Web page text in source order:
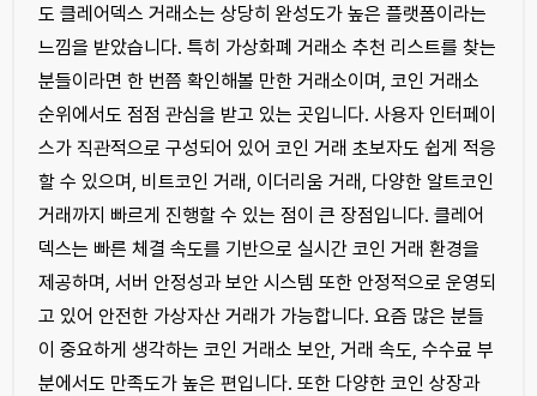
도 클레어덱스 거래소는 상당히 완성도가 높은 플랫폼이라는
느낌을 받았습니다. 특히 가상화폐 거래소 추천 리스트를 찾는
분들이라면 한 번쯤 확인해볼 만한 거래소이며, 코인 거래소
순위에서도 점점 관심을 받고 있는 곳입니다. 사용자 인터페이
스가 직관적으로 구성되어 있어 코인 거래 초보자도 쉽게 적응
할 수 있으며, 비트코인 거래, 이더리움 거래, 다양한 알트코인
거래까지 빠르게 진행할 수 있는 점이 큰 장점입니다. 클레어
덱스는 빠른 체결 속도를 기반으로 실시간 코인 거래 환경을
제공하며, 서버 안정성과 보안 시스템 또한 안정적으로 운영되
고 있어 안전한 가상자산 거래가 가능합니다. 요즘 많은 분들
이 중요하게 생각하는 코인 거래소 보안, 거래 속도, 수수료 부
분에서도 만족도가 높은 편입니다. 또한 다양한 코인 상장과